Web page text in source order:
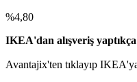
%4,80
IKEA'dan alışveriş
Avantajix'ten tıklayıp